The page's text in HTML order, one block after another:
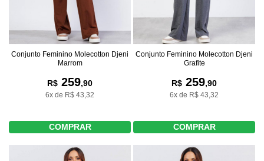
Conjunto Feminino Molecotton Djeni
Marrom
R$ 259,90
6x de R$ 43,32
COMPRAR
Conjunto Feminino Molecotton Djeni
Grafite
R$ 259,90
6x de R$ 43,32
COMPRAR